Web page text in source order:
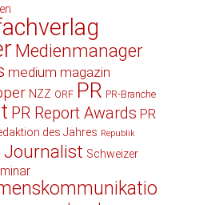
Medienmanager
medium magazin
NZZ ORF PR PR-Branche
PR Report Awards PR
des Jahres Republik
Journalist Schweizer